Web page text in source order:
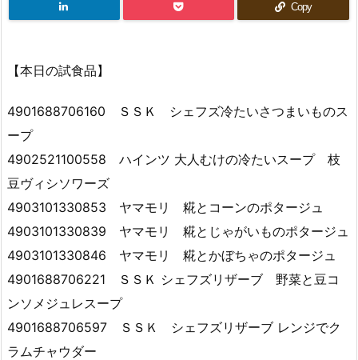
Copy
【本日の試食品】
4901688706160 ＳＳＫ シェフズ冷たいさつまいものス
ープ
4902521100558 ハインツ 大人むけの冷たいスープ 枝
豆ヴィシソワーズ
4903101330853 ヤマモリ 糀とコーンのポタージュ
4903101330839 ヤマモリ 糀とじゃがいものポタージュ
4903101330846 ヤマモリ 糀とかぼちゃのポタージュ
4901688706221 ＳＳＫ シェフズリザーブ 野菜と豆コ
ンソメジュレスープ
4901688706597 ＳＳＫ シェフズリザーブ レンジでク
ラムチャウダー